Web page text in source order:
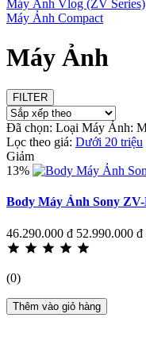
Máy Ảnh Vlog (ZV Series)
Máy Ảnh Compact
Máy Ảnh
FILTER
Đã chọn: Loại Máy Ảnh:
Lọc theo giá: Dưới 20 triệu
Giảm
13%
Body Máy Ảnh Sony ZV-
46.290.000 đ 52.990.000 đ
(0)
Thêm vào giỏ hàng